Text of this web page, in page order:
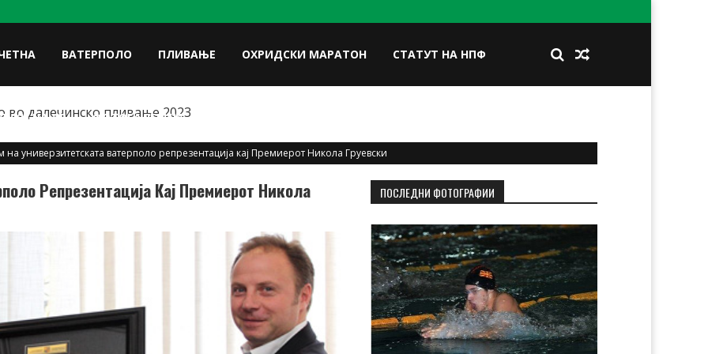
ВАТЕРПОЛО ПЛИВАЊЕ ОХРИДСКИ МАРАТОН СТАТУТ НА НПФ
НА УП ФОТОГАЛЕРИЈА
во далечинско пливање 2023
на универзитетската ватерполо репрезентација кај Премиерот Никола Груевски
Репрезентација Кај Премиерот Никола
ПОСЛЕДНИ ФОТОГРАФИИ